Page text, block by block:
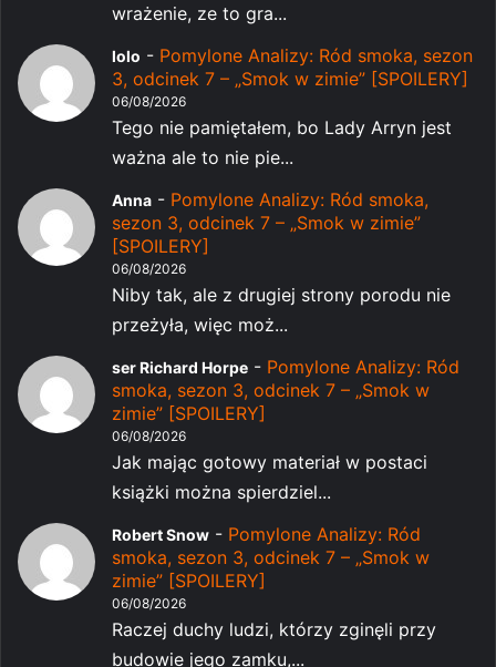
wrażenie, ze to gra...
lolo - Pomylone Analizy: Ród smoka, sezon
3, odcinek 7 – „Smok w zimie” [SPOILERY]
06/08/2026
Tego nie pamiętałem, bo Lady Arryn jest
ważna ale to nie pie...
Anna - Pomylone Analizy: Ród smoka,
sezon 3, odcinek 7 – „Smok w zimie”
[SPOILERY]
06/08/2026
Niby tak, ale z drugiej strony porodu nie
przeżyła, więc moż...
ser Richard Horpe - Pomylone Analizy: Ród
smoka, sezon 3, odcinek 7 – „Smok w
zimie” [SPOILERY]
06/08/2026
Jak mając gotowy materiał w postaci
książki można spierdziel...
Robert Snow - Pomylone Analizy: Ród
smoka, sezon 3, odcinek 7 – „Smok w
zimie” [SPOILERY]
06/08/2026
Raczej duchy ludzi, którzy zginęli przy
budowie jego zamku,...